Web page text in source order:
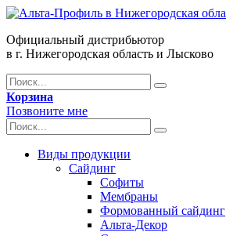
Официальный дистрибьютор
в г. Нижегородская область и Лысково
Корзина
Позвоните мне
Виды продукции
Сайдинг
Софиты
Мембраны
Формованный сайдинг
Альта-Декор